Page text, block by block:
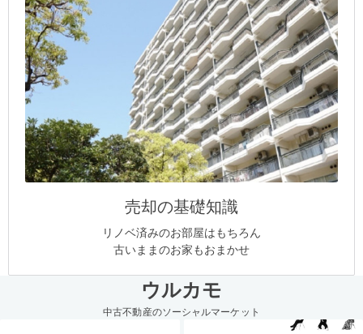
売却の基礎知識
リノベ済みのお部屋はもちろん
古いままのお家もおまかせ
ウルカモ
中古不動産のソーシャルマーケット